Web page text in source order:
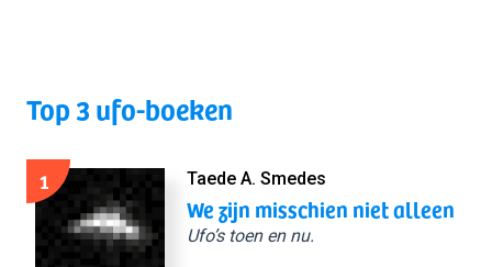
Top 3 ufo-boeken
1 Taede A. Smedes
We zijn misschien niet alleen
Ufo’s toen en nu.